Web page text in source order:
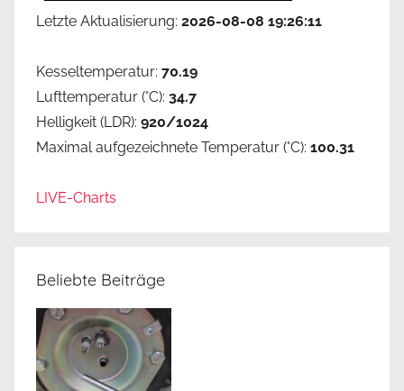
Letzte Aktualisierung: 2026-08-08 19:26:11
Kesseltemperatur: 70.19
Lufttemperatur (°C): 34.7
Helligkeit (LDR): 920/1024
Maximal aufgezeichnete Temperatur (°C): 100.31
LIVE-Charts
Beliebte Beiträge